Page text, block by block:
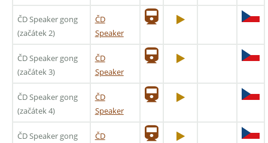
ČD Speaker gong
(začátek 2)
ČD
Speaker
ČD Speaker gong
(začátek 3)
ČD
Speaker
ČD Speaker gong
(začátek 4)
ČD
Speaker
ČD Speaker gong
ČD